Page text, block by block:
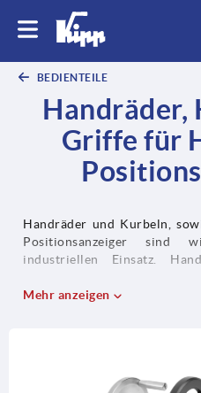
BEDIENTEILE
Handräder,
Griffe für
Handräder und Kurbeln,
Positionsanzeiger sind
industriellen Einsatz.
Spindeln und finden
Griffen enthalten, wie z.B.
Mehr anzeigen